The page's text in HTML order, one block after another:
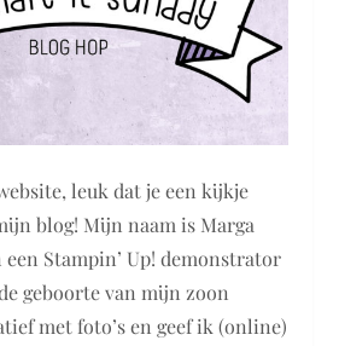
leuk dat je een kijkje
blog! Mijn naam is Marga
Stampin’ Up! demonstrator
geboorte van mijn zoon
met foto’s en geef ik (online)